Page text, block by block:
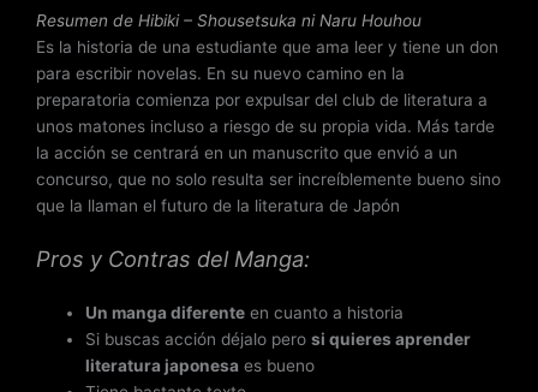
3
d
e
5
Resumen de Hibiki – Shousetsuka ni Naru Houhou
Es la historia de una estudiante que ama leer y tiene un don
para escribir novelas. En su nuevo camino en la
preparatoria comienza por expulsar del club de literatura a
unos matones incluso a riesgo de su propia vida. Más tarde
la acción se centrará en un manuscrito que envió a un
concurso, que no solo resulta ser increíblemente bueno sino
que la llaman el futuro de la literatura de Japón
Pros y Contras del Manga:
Un manga diferente en cuanto a historia
Si buscas acción déjalo perosi quieres aprender
literatura japonesa es bueno